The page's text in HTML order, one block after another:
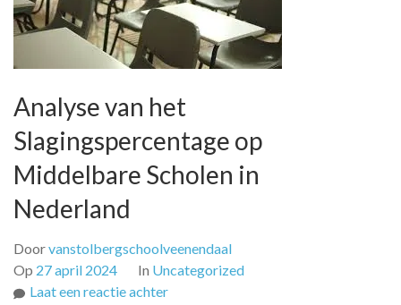
Analyse van het
Slagingspercentage op
Middelbare Scholen in
Nederland
Doorvanstolbergschoolveenendaal
Op 27 april 2024 In Uncategorized
Laat een reactie achterop